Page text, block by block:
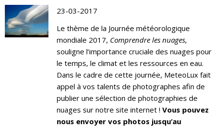
23-03-2017
Le thème de la Journée météorologique
mondiale 2017, Comprendre les nuages,
souligne l’importance cruciale des nuages pour
le temps, le climat et les ressources en eau.
Dans le cadre de cette journée, MeteoLux fait
appel à vos talents de photographes afin de
publier une sélection de photographies de
nuages sur notre site internet ! Vous pouvez
nous envoyer vos photos jusqu’au